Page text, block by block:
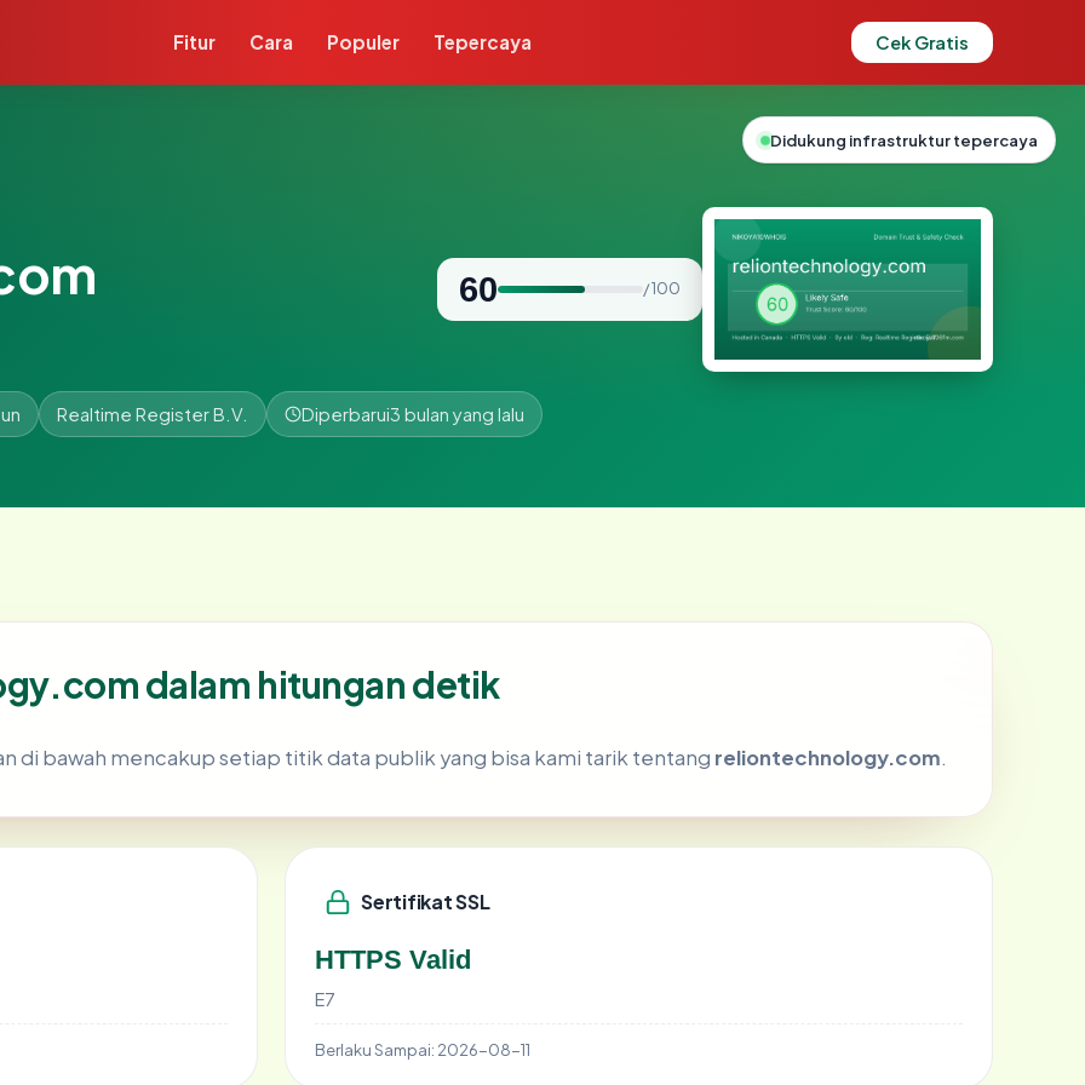
Fitur Cara Populer Tepercaya Cek Gratis
60 / 100
Realtime Register B.V. Diperbarui3 bulan yang lalu
dalam hitungan detik
di bawah mencakup setiap titik data publik yang bisa kami tarik tentang reliontechnology.com.
Sertifikat SSL
HTTPS Valid
E7
Berlaku Sampai: 2026-08-11
Didukung infrastruktur tepercaya